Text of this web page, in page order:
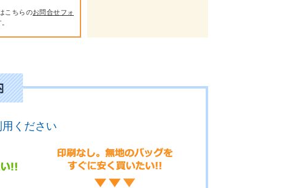
こちらのお問合せフォ
ください